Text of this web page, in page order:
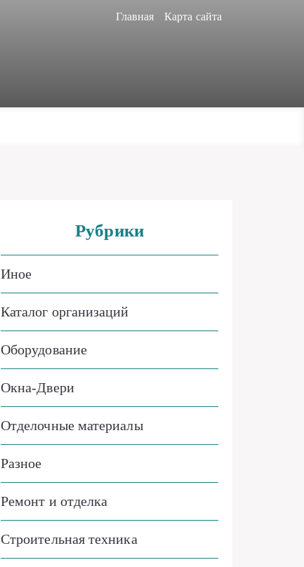
Главная Карта сайта
Рубрики
Иное
Каталог организаций
Оборудование
Окна-Двери
Отделочные материалы
Разное
Ремонт и отделка
Строительная техника